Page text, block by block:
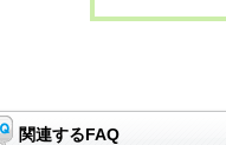
関連するFAQ